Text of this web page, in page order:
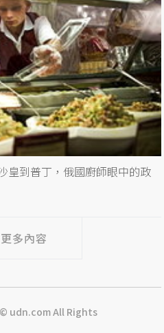
皇到普丁，俄國廚師眼中的政
多內容
© udn.com All Rights